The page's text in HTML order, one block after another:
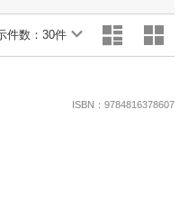
無料テレビ
件数： 30件
ISBN：9784816378607